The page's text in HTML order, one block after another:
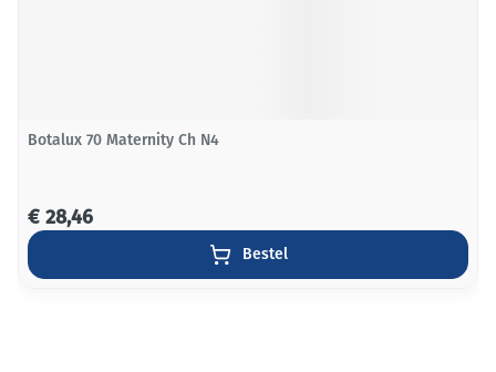
Botalux 70 Maternity Ch N4
€ 28,46
Bestel